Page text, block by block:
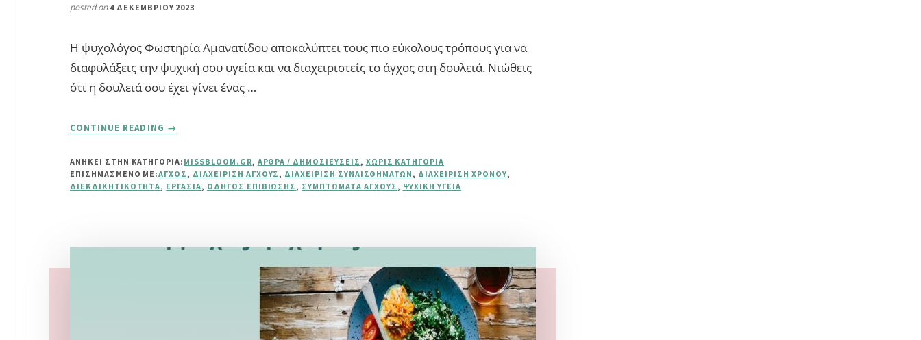
posted on 4 ΔΕΚΕΜΒΡΊΟΥ 2023
Η ψυχολόγος Φωστηρία Αμανατίδου αποκαλύπτει τους πιο εύκολους τρόπους για να
διαφυλάξεις την ψυχική σου υγεία και να διαχειριστείς το άγχος στη δουλειά. Νιώθεις
ότι η δουλειά σου έχει γίνει ένας …
CONTINUE READING
ΆΓΧΟΣ
ΕΡΓΑΣΊΑ:
ΟΔΗΓΌΣ
→
ΑΝΗΚΕΙ ΣΤΗΝ ΚΑΤΗΓΟΡΙΑ: MISSBLOOM.GR, ΆΡΘΡΑ / ΔΗΜΟΣΙΕΎΣΕΙΣ, ΧΩΡΊΣ ΚΑΤΗΓΟΡΊΑ
ΕΠΙΣΗΜΑΣΜΈΝΟ ΜΕ:ΆΓΧΟΣ, ΔΙΑΧΕΊΡΙΣΗ ΆΓΧΟΥΣ, ΔΙΑΧΕΊΡΙΣΗ ΣΥΝΑΙΣΘΗΜΆΤΩΝ, ΔΙΑΧΕΊΡΙΣΗ ΧΡΌΝΟΥ,
ΔΙΕΚΔΙΚΗΤΙΚΌΤΗΤΑ, ΕΡΓΑΣΊΑ, ΟΔΗΓΌΣ ΕΠΙΒΊΩΣΗΣ, ΣΥΜΠΤΏΜΑΤΑ ΆΓΧΟΥΣ, ΨΥΧΙΚΉ ΥΓΕΊΑ